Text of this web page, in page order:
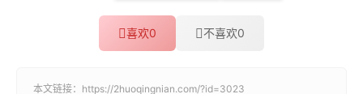
喜欢0 不喜欢0
本文链接： https://2huoqingnian.com/?id=3023